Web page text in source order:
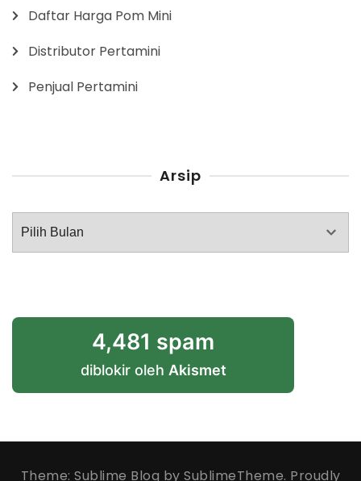
Daftar Harga Pom Mini
Distributor Pertamini
Penjual Pertamini
Arsip
Arsip
4,481 spam
diblokir oleh Akismet
Theme: Sublime Blog by SublimeTheme. Proudly